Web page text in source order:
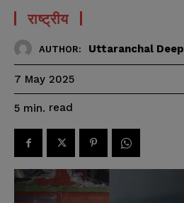
राष्ट्रीय
AUTHOR: Uttaranchal Deep
7 May 2025
5 min. read